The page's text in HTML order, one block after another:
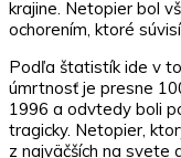
krajine. Netopier bol
ochorením, ktoré
Podľa štatistík ide v
úmrtnosť je presne
1996 a odvtedy boli
tragicky. Netopier,
z najväčších na svete